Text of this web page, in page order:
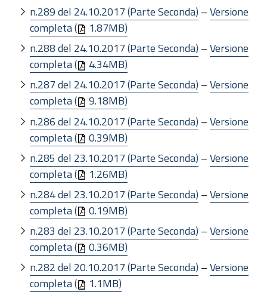
n.289 del 24.10.2017 (Parte Seconda) –Versione
completa (
1.87MB)
n.288 del 24.10.2017 (Parte Seconda) –Versione
completa (
4.34MB)
n.287 del 24.10.2017 (Parte Seconda) –Versione
completa (
9.18MB)
n.286 del 24.10.2017 (Parte Seconda) –Versione
completa (
0.39MB)
n.285 del 23.10.2017 (Parte Seconda) –Versione
completa (
1.26MB)
n.284 del 23.10.2017 (Parte Seconda) –Versione
completa (
0.19MB)
n.283 del 23.10.2017 (Parte Seconda) –Versione
completa (
0.36MB)
n.282 del 20.10.2017 (Parte Seconda) –Versione
completa (
1.1MB)